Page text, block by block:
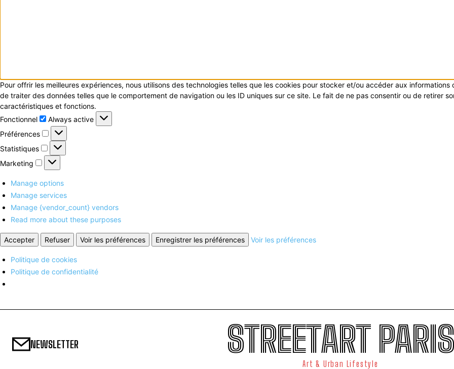
Pour offrir les meilleures expériences, nous utilisons des technologies telles que les cookies pour stocker et/ou accéder aux
de traiter des données telles que le comportement de navigation ou les ID uniques sur ce site. Le fait de ne pas consentir ou de retirer
caractéristiques et fonctions.
Fonctionnel
Fonctionnel
Always active
Préférences
Préférences
Statistiques Statistiques
Marketing Marketing
Manage options
Manage services
Manage {vendor_count} vendors
Read more about these purposes
Accepter Refuser Voir les préférences Enregistrer les préférences Voir les préférences
Politique de cookies
Politique de confidentialité
NEWSLETTER STREETART PARIS
Art & Urban Lifestyle